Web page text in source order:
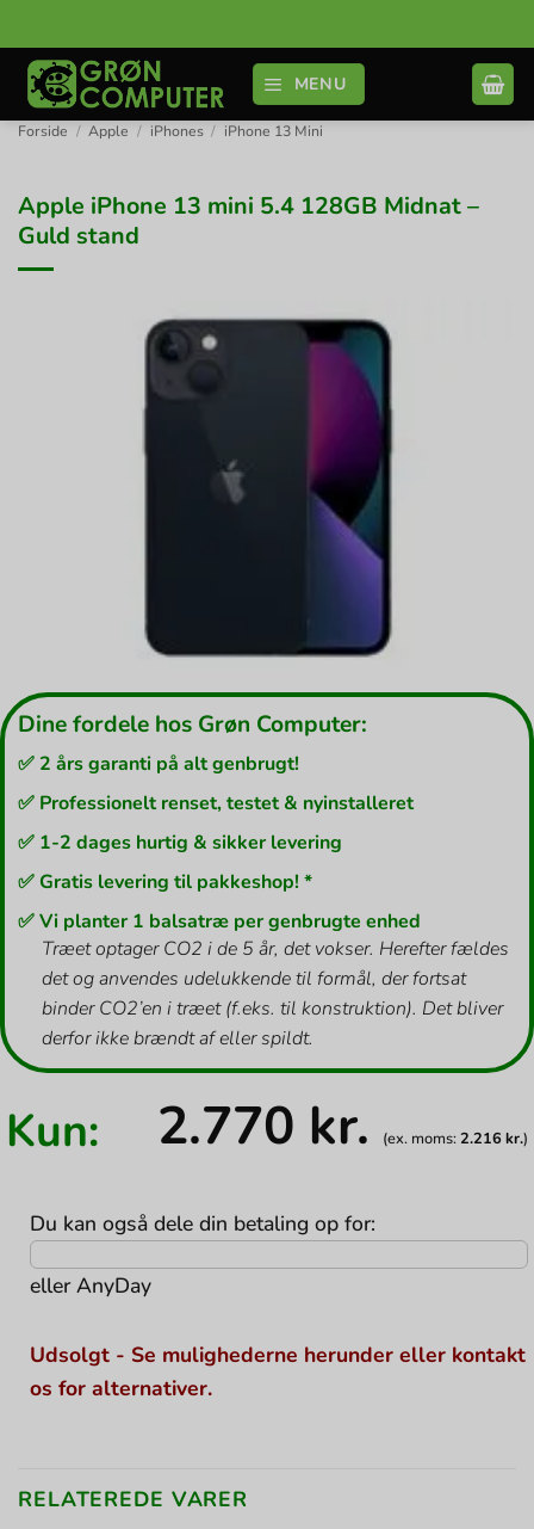
til
indhold
MENU
Forside / Apple / iPhones / iPhone 13 Mini
Apple iPhone 13 mini 5.4 128GB Midnat –
Guld stand
Dine fordele hos Grøn Computer:
✅ 2 års garanti på alt genbrugt!
✅ Professionelt renset, testet & nyinstalleret
✅ 1-2 dages hurtig & sikker levering
✅ Gratis levering til pakkeshop! *
✅ Vi planter 1 balsatræ per genbrugte enhed
Træet optager CO2 i de 5 år, det vokser. Herefter fældes
det og anvendes udelukkende til formål, der fortsat
binder CO2’en i træet (f.eks. til konstruktion). Det bliver
derfor ikke brændt af eller spildt.
Kun: 2.770 kr. (ex. moms:2.216 kr.)
Du kan også dele din betaling op for:
ellerAnyDay
Udsolgt - Se mulighederne herunder eller kontakt
os for alternativer.
RELATEREDE VARER